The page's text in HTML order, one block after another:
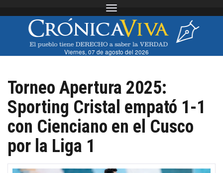
Toggle navigation
Viernes, 07 de agosto del 2026
Torneo Apertura 2025:
Sporting Cristal empató 1-1
con Cienciano en el Cusco
por la Liga 1